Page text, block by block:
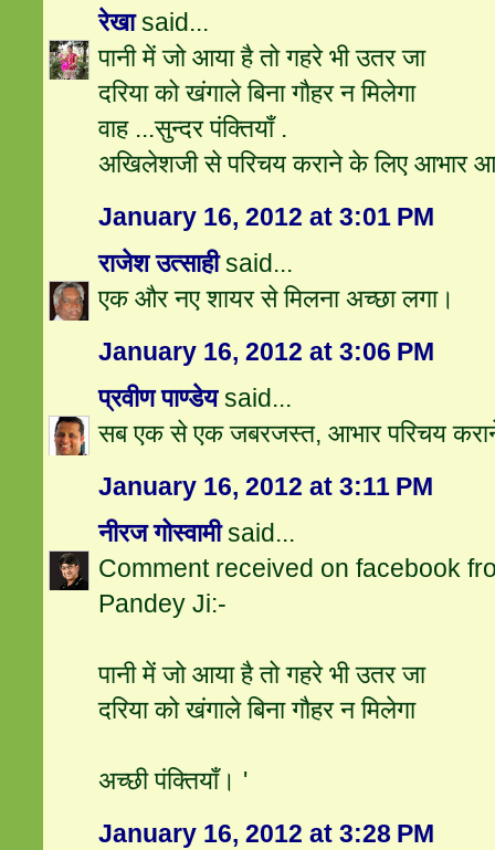
रेखाsaid...
पानी में जो आया है तो गहरे भी उतर जा
दरिया को खंगाले बिना गौहर न मिलेगा
वाह ...सुन्दर पंक्तियाँ .
अखिलेशजी से परिचय कराने के लिए आभार
January 16, 2012 at 3:01 PM
राजेश उत्‍साहीsaid...
एक और नए शायर से मिलना अच्‍छा लगा।
January 16, 2012 at 3:06 PM
प्रवीण पाण्डेयsaid...
सब एक से एक जबरजस्त, आभार परिचय
January 16, 2012 at 3:11 PM
नीरज गोस्वामीsaid...
Comment received on facebook
Pandey Ji:-
पानी में जो आया है तो गहरे भी उतर जा
दरिया को खंगाले बिना गौहर न मिलेगा
अच्छी पंक्तियाँ। '
January 16, 2012 at 3:28 PM